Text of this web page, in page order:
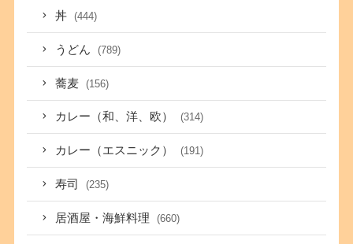
丼 (444)
うどん (789)
蕎麦 (156)
カレー（和、洋、欧） (314)
カレー（エスニック） (191)
寿司 (235)
居酒屋・海鮮料理 (660)